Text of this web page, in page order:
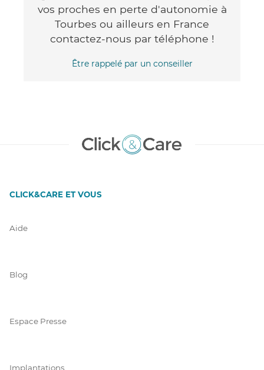
vos proches en perte d'autonomie à
Tourbes ou ailleurs en France
contactez-nous par téléphone !
Être rappelé par un conseiller
CLICK&CARE ET VOUS
Aide
Blog
Espace Presse
Implantations